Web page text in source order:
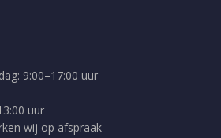
9:00–17:00 uur
uur
wij op afspraak